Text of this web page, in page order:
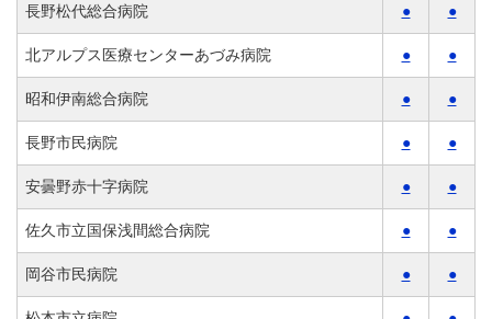
長野松代総合病院 ● ●
北アルプス医療センターあづみ病院 ● ●
昭和伊南総合病院 ● ●
長野市民病院 ● ●
安曇野赤十字病院 ● ●
佐久市立国保浅間総合病院 ● ●
岡谷市民病院 ● ●